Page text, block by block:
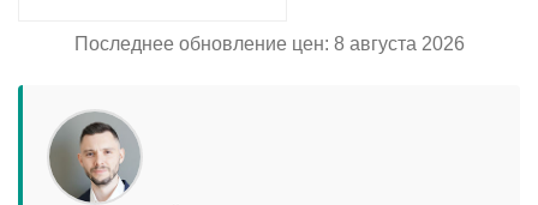
Последнее обновление цен: 8 августа 2026